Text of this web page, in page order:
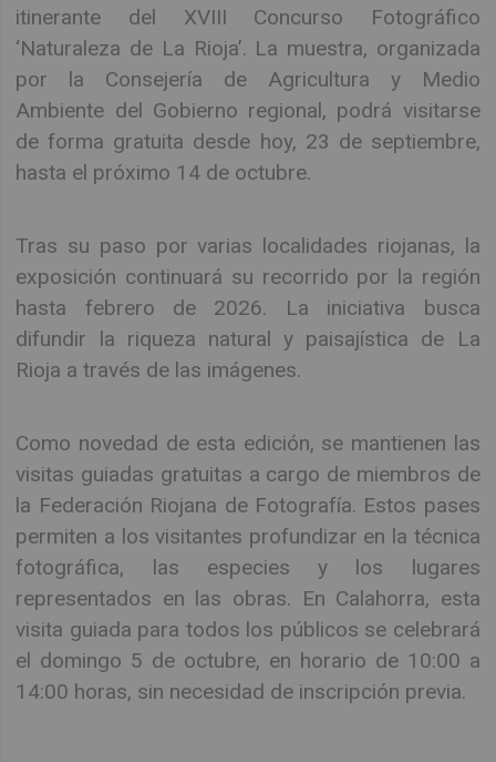
itinerante del XVIII Concurso Fotográfico
‘Naturaleza de La Rioja’. La muestra, organizada
por la Consejería de Agricultura y Medio
Ambiente del Gobierno regional, podrá visitarse
de forma gratuita desde hoy, 23 de septiembre,
hasta el próximo 14 de octubre.
Tras su paso por varias localidades riojanas, la
exposición continuará su recorrido por la región
hasta febrero de 2026. La iniciativa busca
difundir la riqueza natural y paisajística de La
Rioja a través de las imágenes.
Como novedad de esta edición, se mantienen las
visitas guiadas gratuitas a cargo de miembros de
la Federación Riojana de Fotografía. Estos pases
permiten a los visitantes profundizar en la técnica
fotográfica, las especies y los lugares
representados en las obras. En Calahorra, esta
visita guiada para todos los públicos se celebrará
el domingo 5 de octubre, en horario de 10:00 a
14:00 horas, sin necesidad de inscripción previa.